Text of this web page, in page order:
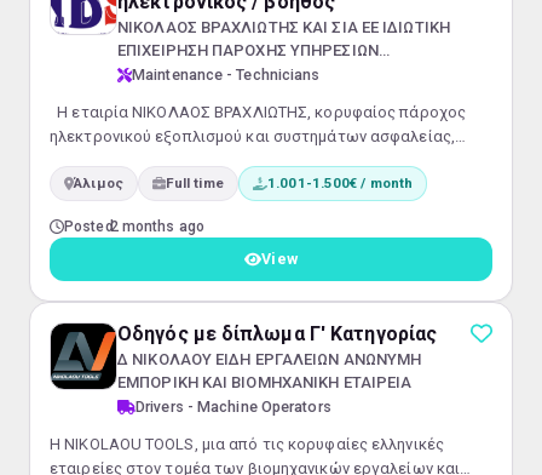
ΝΙΚΟΛΑΟΣ ΒΡΑΧΛΙΩΤΗΣ ΚΑΙ ΣΙΑ ΕΕ ΙΔΙΩΤΙΚΗ
ΕΠΙΧΕΙΡΗΣΗ ΠΑΡΟΧΗΣ ΥΠΗΡΕΣΙΩΝ
ΑΣΦΑΛΕΙΑΣ
Maintenance - Technicians
Η εταιρία ΝΙΚΟΛΑΟΣ ΒΡΑΧΛΙΩΤΗΣ, κορυφαίος πάροχος
ηλεκτρονικού εξοπλισμού και συστημάτων ασφαλείας,
απασχόληση στη θέση του Βοηθού, με έδρα τον Άλιμο.
μισθό, κυμαινόμενο από 1.001 έως 1.500 ευρώ.
Απαιτούμενα Προσόντα: Απόφοιτος ΣΕΚ/ΕΠΑΛ/ΓΕΣ/ΕΠΑΣ
στην ειδικότητα Ηλεκτρολόγου.Καλή γνώση της ε...
Άλιμος Full time 1.001-1.500€ / month
Posted2 months ago
View
Οδηγός με δίπλωμα Γ' Κατηγορίας
Δ ΝΙΚΟΛΑΟΥ ΕΙΔΗ ΕΡΓΑΛΕΙΩΝ ΑΝΩΝΥΜΗ
ΕΜΠΟΡΙΚΗ ΚΑΙ ΒΙΟΜΗΧΑΝΙΚΗ ΕΤΑΙΡΕΙΑ
Drivers - Machine Operators
Η NIKOLAOU TOOLS, μια από τις κορυφαίες ελληνικές
εταιρείες στον τομέα των βιομηχανικών εργαλείων και